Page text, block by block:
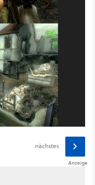
nächstes